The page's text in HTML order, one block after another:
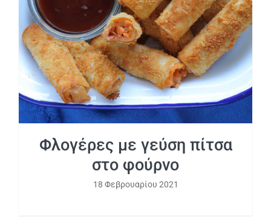
Φλογέρες με γεύση πίτσα στο φούρνο
Φλογέρες με γεύση πίτσα
στο φούρνο
18 Φεβρουαρίου 2021